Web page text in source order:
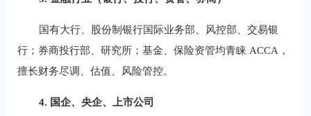
国有大行、股份制银行国际业务部、风控部、交易银
行；券商投行部、研究所；基金、保险资管均青睐 ACCA，
擅长财务尽调、估值、风险管控。
4. 国企、央企、上市公司